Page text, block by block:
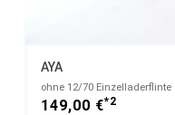
AYA
ohne​ 12/70 Einzelladerflinte
149,00 €*2